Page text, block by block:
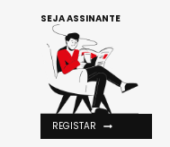
SEJA ASSINANTE
REGISTAR